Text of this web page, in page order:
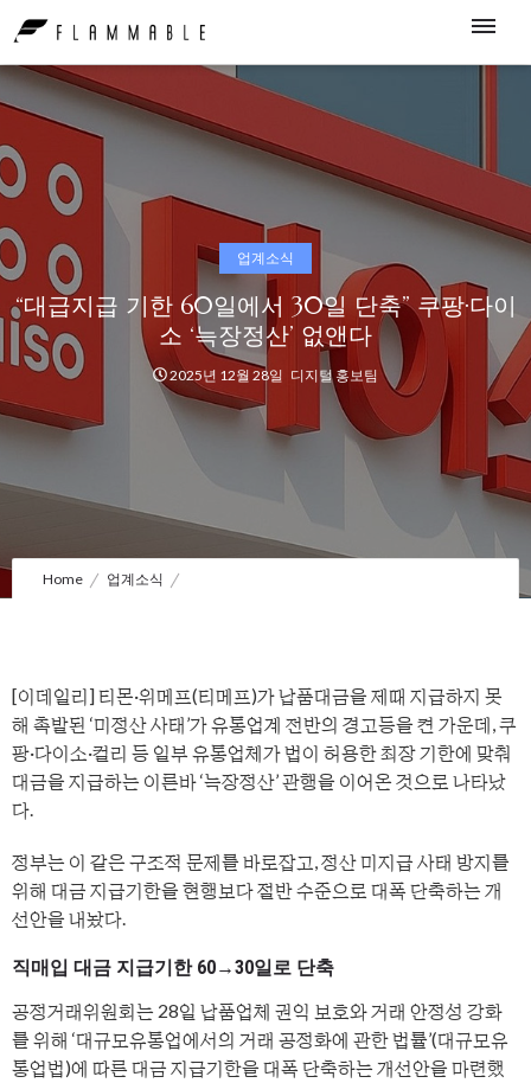
업계소식
“대급지급 기한 60일에서 30일 단축” 쿠팡·다이
소 ‘늑장정산’ 없앤다
2025년 12월 28일 디지털 홍보팀
Home 업계소식
[이데일리] 티몬·위메프(티메프)가 납품대금을 제때 지급하지 못
해 촉발된 ‘미정산 사태’가 유통업계 전반의 경고등을 켠 가운데, 쿠
팡·다이소·컬리 등 일부 유통업체가 법이 허용한 최장 기한에 맞춰
대금을 지급하는 이른바 ‘늑장정산’ 관행을 이어온 것으로 나타났
다.
정부는 이 같은 구조적 문제를 바로잡고, 정산 미지급 사태 방지를
위해 대금 지급기한을 현행보다 절반 수준으로 대폭 단축하는 개
선안을 내놨다.
직매입 대금 지급기한 60→30일로 단축
공정거래위원회는 28일 납품업체 권익 보호와 거래 안정성 강화
를 위해 ‘대규모유통업에서의 거래 공정화에 관한 법률’(대규모유
통업법)에 따른 대금 지급기한을 대폭 단축하는 개선안을 마련했